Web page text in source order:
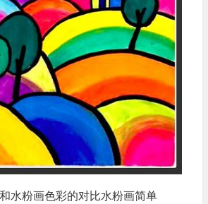
水粉画色彩的对比水粉画简单